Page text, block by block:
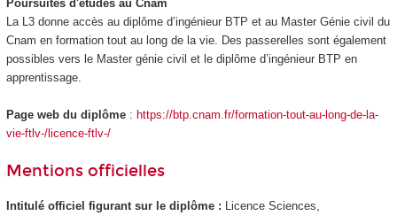
Poursuites d'études au Cnam
La L3 donne accès au diplôme d’ingénieur BTP et au Master Génie civil du
Cnam en formation tout au long de la vie. Des passerelles sont également
possibles vers le Master génie civil et le diplôme d’ingénieur BTP en
apprentissage.
Page web du diplôme : https://btp.cnam.fr/formation-tout-au-long-de-la-
vie-ftlv-/licence-ftlv-/
Mentions officielles
Intitulé officiel figurant sur le diplôme : Licence Sciences,